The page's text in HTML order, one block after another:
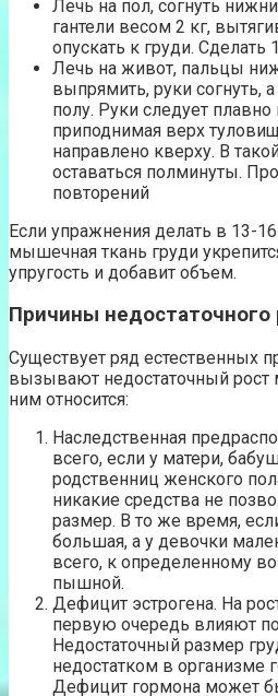
Лечь на пол, согнуть
гантели весом 2 кг,
опускать к груди. Сделать
Лечь на живот, пальцы
выпрямить, руки согнуть,
полу. Руки следует
приподнимая верх
направлено кверху. В
оставаться полминуты.
повторений
Если упражнения делать в 13-
мышечная ткань груди
упругость и добавит объем.
Причины недостаточного
Существует ряд естественных
вызывают недостаточный
ним относится:
Наследственная
всего, если у матери,
родственниц женского
никакие средства не
размер. В то же время,
большая, а у девочки
всего, к определенному
пышной.
Дефицит эстрогена. На
первую очередь влияют
Недостаточный размер
недостатком в организме
Дефицит гормона может